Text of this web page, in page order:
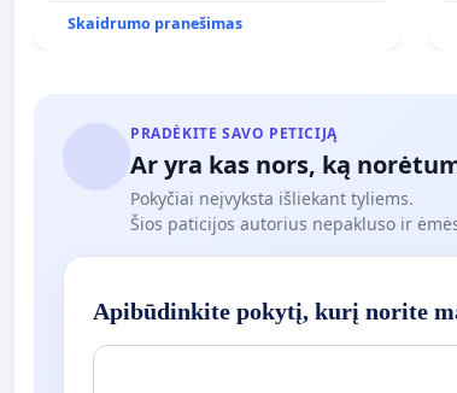
Skaidrumo pranešimas
PRADĖKITE SAVO PETICIJĄ
Ar yra kas nors, ką
Pokyčiai neįvyksta išliekant tyliems.
Šios paticijos autorius nepakluso ir
Apibūdinkite pokytį, kurį norite